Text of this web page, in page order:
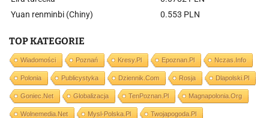
Yuan renminbi (Chiny)
0.553 PLN
TOP KATEGORIE
Wiadomości Poznań Kresy.pl Epoznan.pl Nczas.info
Polonia Publicystyka Dziennik.com Rosja Dlapolski.pl
Goniec.net Globalizacja TenPoznan.pl Magnapolonia.org
Wolnemedia.net Mysl-Polska.pl Twojapogoda.pl